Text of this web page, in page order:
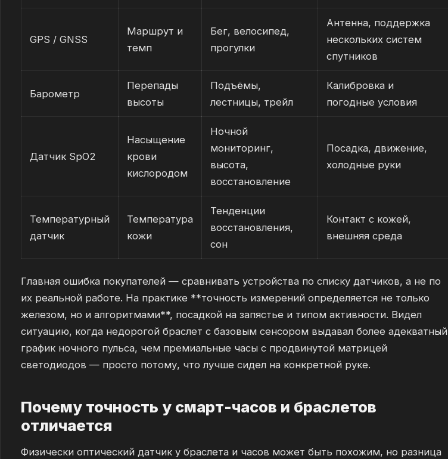
GPS / GNSS
Маршрут и
темп
Бег, велосипед,
прогулки
Антенна, поддержка
нескольких систем
спутников
Барометр
Перепады
высоты
Подъёмы,
лестницы, трейл
Калибровка и
погодные условия
Датчик SpO2
Насыщение
крови
кислородом
Ночной
мониторинг,
высота,
восстановление
Посадка, движение,
холодные руки
Температурный
датчик
Температура
кожи
Тенденции
восстановления,
сон
Контакт с кожей,
внешняя среда
Главная ошибка покупателей — сравнивать устройства по списку датчиков, а не по
их реальной работе. На практике **точность измерений определяется не только
железом, но и алгоритмами**, посадкой на запястье и типом активности. Видел
ситуацию, когда недорогой браслет с базовым сенсором выдавал более адекватный
график ночного пульса, чем премиальные часы с продвинутой матрицей
светодиодов — просто потому, что лучше сидел на конкретной руке.
Почему точность у смарт-часов и браслетов
отличается
Физически оптический датчик у браслета и часов может быть похожим, но разница